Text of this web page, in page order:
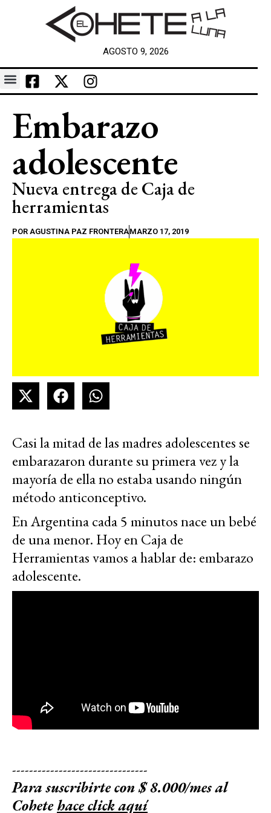
AGOSTO 9, 2026
Embarazo
adolescente
Nueva entrega de Caja de
herramientas
POR AGUSTINA PAZ FRONTERAMARZO 17, 2019
Casi la mitad de las madres adolescentes se
embarazaron durante su primera vez y la
mayoría de ella no estaba usando ningún
método anticonceptivo.
En Argentina cada 5 minutos nace un bebé
de una menor. Hoy en Caja de
Herramientas vamos a hablar de: embarazo
adolescente.
--------------------------------
Para suscribirte con $ 8.000/mes al
Cohetehace click aquí